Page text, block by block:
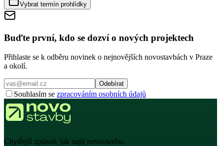
Vybrat termín prohlídky
Buďte první, kdo se dozví o nových projektech
Přihlaste se k odběru novinek o nejnovějších novostavbách v Praze
a okolí.
Odebírat
Souhlasím se zpracováním osobních údajů
Chytřejší způsob, jak najít novostavbu.